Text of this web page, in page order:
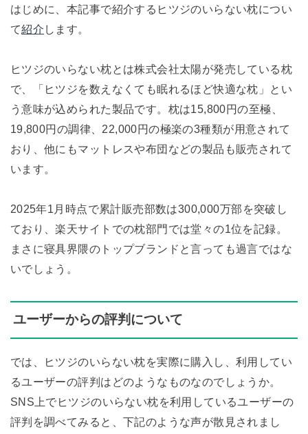
はじめに、本記事で紹介するヒツジのいらない枕につい
て紹介 します。
ヒツジのいらない枕とは株式会社太陽が発売している枕
で、「ヒツジを数えなくても眠れるほど快適な枕」とい
う意味が込められた製品です。枕は15,800円の至極、
19,800円の調律、22,000円の極楽の3種類が用意されて
おり、他にもマットレスや布団などの製品も販売されて
います。
2025年1月時点で累計販売部数は300,000万部を突破し
ており、楽天サイトでの枕部門では堂々の1位を記録。
まさに寝具界隈のトップブランドと言っても過言ではな
いでしょう。
ユーザーからの評判について
では、ヒツジのいらない枕を実際に購入し、利用してい
るユーザーの評判はどのようなものなのでしょうか。
SNS上でヒツジのいらない枕を利用しているユーザーの
評判を調べてみると、下記のような声が散見されまし